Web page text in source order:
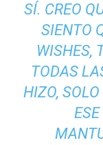
SÍ. CREO
SIENTO
WISHES,
TODAS
HIZO,